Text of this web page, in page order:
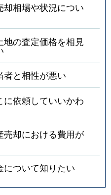
相場や状況につい
の査定価格を相見
者と相性が悪い
に依頼していいかわ
却における費用が
について知りたい